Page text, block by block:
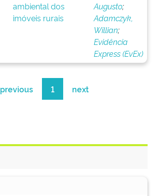
ambiental dos
imóveis rurais
Augusto;
Adamczyk,
Willian;
Evidência
Express (EvEx)
previous 1 next